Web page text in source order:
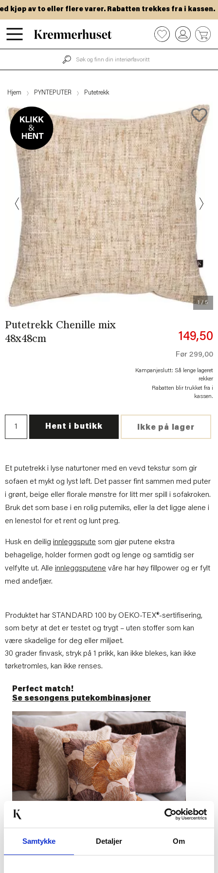
Samtykke Detaljer Om
Hopp
til
kjøp av to eller flere varer. Rabatten trekkes fra i kassen.
0
Hjem PYNTEPUTER Putetrekk
1 / 5
Previous Next
Putetrekk Chenille mix
48x48cm
149,50
Før 299,00
Kampanjeslutt: Så lenge lageret
rekker
Rabatten blir trukket fra i
kassen.
Ikke på lager
Hent i butikk
Et putetrekk i lyse naturtoner med en vevd tekstur som gir
sofaen et mykt og lyst løft. Det passer fint sammen med puter
i grønt, beige eller florale mønstre for litt mer spill i sofakroken.
Bruk det som base i en rolig putemiks, eller la det ligge alene i
en lenestol for et rent og lunt preg.
Husk en deilig innleggspute som gjør putene ekstra
behagelige, holder formen godt og lenge og samtidig ser
velfylte ut. Alle innleggsputene våre har høy fillpower og er fylt
med andefjær.
Produktet har STANDARD 100 by OEKO-TEX®-sertifisering,
som betyr at det er testet og trygt – uten stoffer som kan
være skadelige for deg eller miljøet.
30 grader finvask, stryk på 1 prikk, kan ikke blekes, kan ikke
tørketromles, kan ikke renses.
Perfect match!
Se sesongens putekombinasjoner